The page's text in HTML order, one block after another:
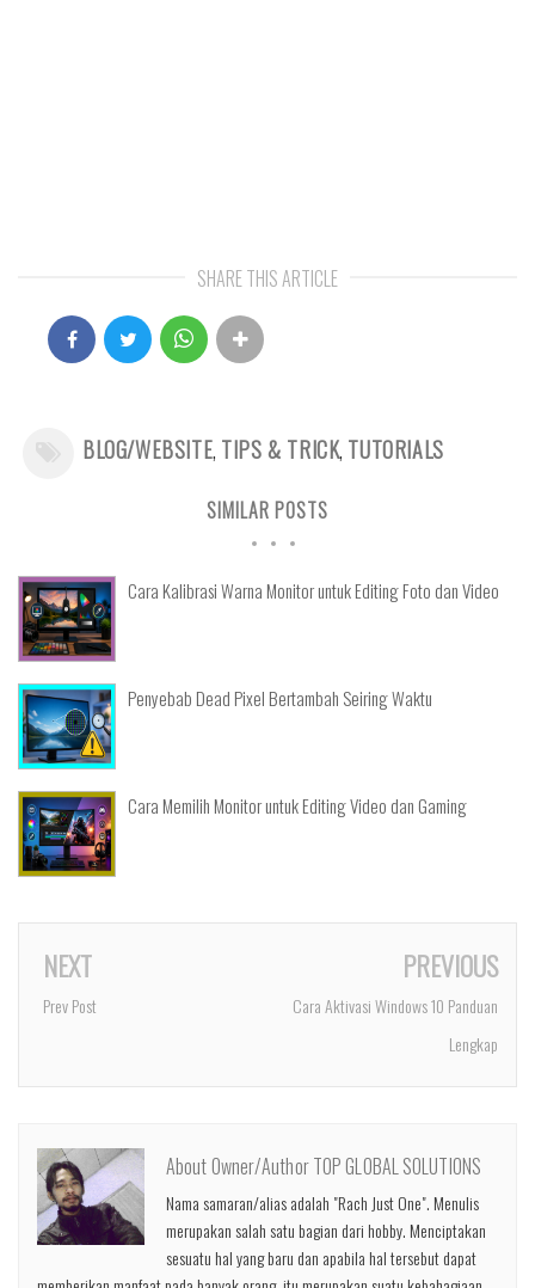
SHARE THIS ARTICLE
BLOG/WEBSITE, TIPS & TRICK, TUTORIALS
SIMILAR POSTS
Cara Kalibrasi Warna Monitor untuk Editing Foto dan Video
Penyebab Dead Pixel Bertambah Seiring Waktu
Cara Memilih Monitor untuk Editing Video dan Gaming
NEXT
Prev Post
PREVIOUS
Cara Aktivasi Windows 10 Panduan
Lengkap
About Owner/Author TOP GLOBAL SOLUTIONS
Nama samaran/alias adalah "Rach Just One". Menulis
merupakan salah satu bagian dari hobby. Menciptakan
sesuatu hal yang baru dan apabila hal tersebut dapat